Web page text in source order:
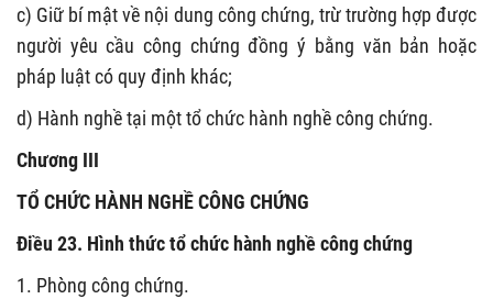
c) Giữ bí mật về nội dung công chứng, trừ trường hợp được
người yêu cầu công chứng đồng ý bằng văn bản hoặc
pháp luật có quy định khác;
d) Hành nghề tại một tổ chức hành nghề công chứng.
Chương III
TỔ CHỨC HÀNH NGHỀ CÔNG CHỨNG
Điều 23. Hình thức tổ chức hành nghề công chứng
1. Phòng công chứng.